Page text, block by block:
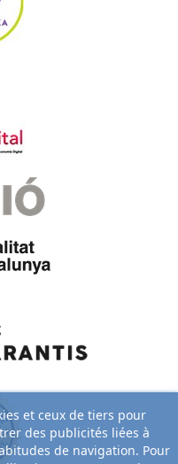
et ceux de tiers pour
des publicités liées à
de navigation. Pour